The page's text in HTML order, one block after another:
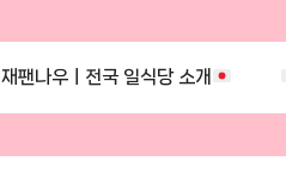
재팬나우ㅣ전국 일식당 소개